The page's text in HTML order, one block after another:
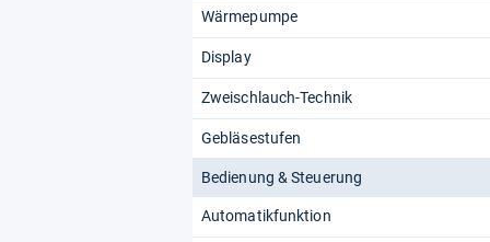
Wärmepumpe
Display
Zweischlauch-Technik
Gebläsestufen
Bedienung & Steuerung
Automatikfunktion